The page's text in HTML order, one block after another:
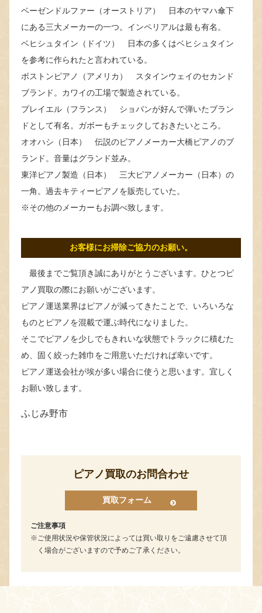
ベーゼンドルファー（オーストリア） 日本のヤマハ傘下
にある三大メーカーの一つ。インペリアルは最も有名。
ベヒシュタイン（ドイツ） 日本の多くはベヒシュタイン
を参考に作られたと言われている。
ボストンピアノ（アメリカ） スタインウェイのセカンド
ブランド。カワイの工場で製造されている。
プレイエル（フランス） ショパンが好んで弾いたブラン
ドとして有名。ガボーもチェックしておきたいところ。
オオハシ（日本） 伝説のピアノメーカー大橋ピアノのブ
ランド。音量はグランド並み。
東洋ピアノ製造（日本） 三大ピアノメーカー（日本）の
一角。過去キティーピアノを販売していた。
※その他のメーカーもお調べ致します。
お客様にお掃除ご協力のお願い。
最後までご覧頂き誠にありがとうございます。ひとつピ
アノ買取の際にお願いがございます。
ピアノ運送業界はピアノが減ってきたことで、いろいろな
ものとピアノを混載で運ぶ時代になりました。
そこでピアノを少しでもきれいな状態でトラックに積むた
め、固く絞った雑巾をご用意いただければ幸いです。
ピアノ運送会社が埃が多い場合に使うと思います。宜しく
お願い致します。
ふじみ野市
ピアノ買取のお問合わせ
買取フォーム
ご注意事項
ご使用状況や保管状況によっては買い取りをご遠慮させて頂
く場合がございますので予めご了承ください。